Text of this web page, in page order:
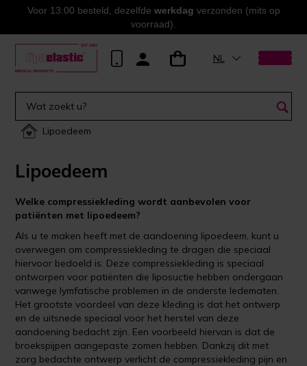
Voor 13:00 besteld, dezelfde werkdag verzonden (mits op
voorraad).
NL
Lipoedeem
Lipoedeem
Welke compressiekleding wordt aanbevolen voor
patiënten met lipoedeem?
Als u te maken heeft met de aandoening lipoedeem, kunt u
overwegen om compressiekleding te dragen die speciaal
hiervoor bedoeld is. Deze compressiekleding is speciaal
ontworpen voor patiënten die liposuctie hebben ondergaan
vanwege lymfatische problemen in de onderste ledematen.
Het grootste voordeel van deze kleding is dat het ontwerp
en de uitsnede speciaal voor het herstel van deze
aandoening bedacht zijn. Een voorbeeld hiervan is dat de
broekspijpen aangepaste zomen hebben. Dankzij dit met
zorg bedachte ontwerp verlicht de compressiekleding pijn en